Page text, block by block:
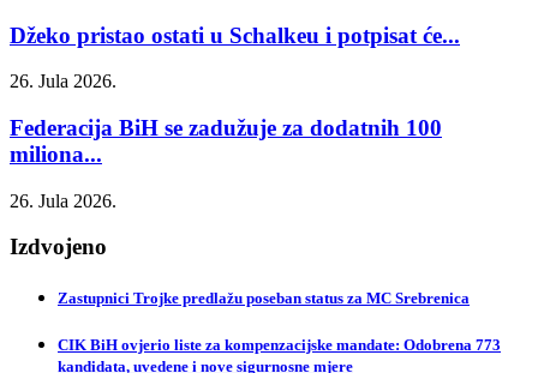
Džeko pristao ostati u Schalkeu i potpisat će...
26. Jula 2026.
Federacija BiH se zadužuje za dodatnih 100
miliona...
26. Jula 2026.
Izdvojeno
Zastupnici Trojke predlažu poseban status za MC Srebrenica
CIK BiH ovjerio liste za kompenzacijske mandate: Odobrena 773
kandidata, uvedene i nove sigurnosne mjere